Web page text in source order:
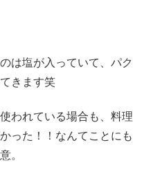
は塩が入っていて、パク
きます笑
われている場合も、料理
った！！なんてことにも
。